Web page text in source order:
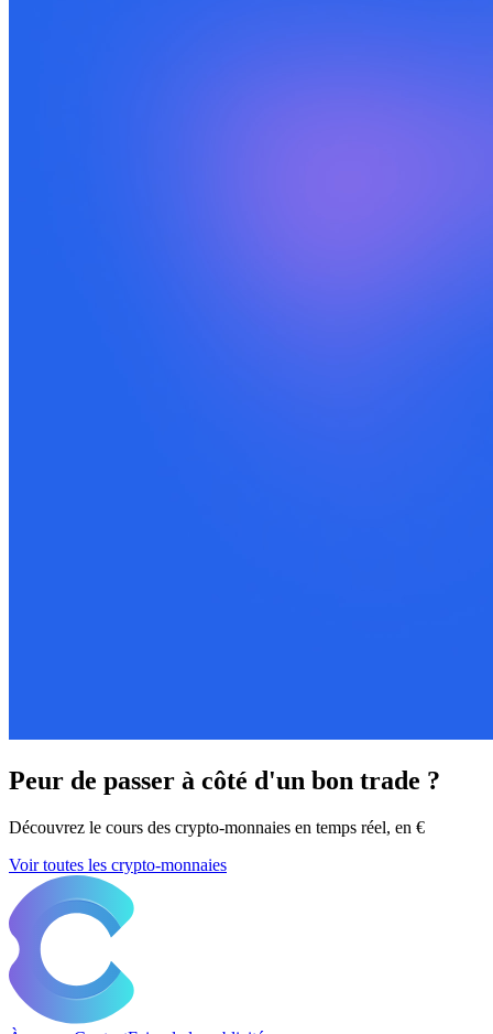
Peur de passer à côté d'un bon trade ?
Découvrez le cours des crypto-monnaies en temps réel, en €
Voir toutes les crypto-monnaies